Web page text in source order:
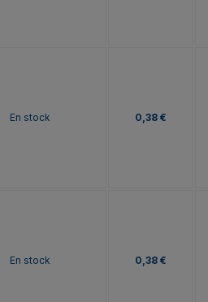
En stock 0,38 €
En stock 0,38 €